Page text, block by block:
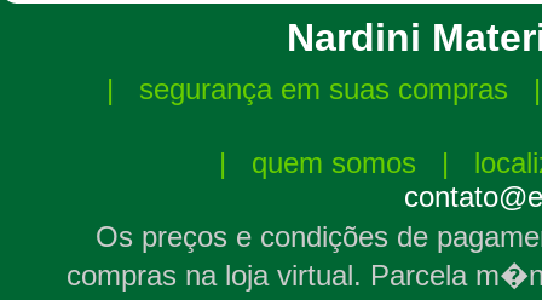
Nardini
| segurança em suas compras
| quem somos |
Os preços e condições de
compras na loja virtual. Parcela